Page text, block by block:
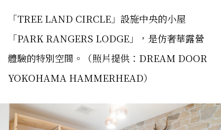
「TREE LAND CIRCLE」設施中央的小屋
「PARK RANGERS LODGE」，是仿奢華露營
體驗的特別空間。（照片提供：DREAM DOOR
YOKOHAMA HAMMERHEAD）